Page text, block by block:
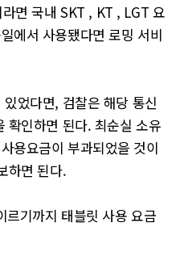
면 국내 SKT , KT , LGT 요
에서 사용됐다면 로밍 서비
었다면, 검찰은 해당 통신
확인하면 된다. 최순실 소유
용요금이 부과되었을 것이
하면 된다.
르기까지 태블릿 사용 요금